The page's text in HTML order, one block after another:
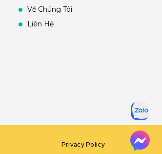
Về Chúng Tôi
Liên Hệ
Privacy Policy